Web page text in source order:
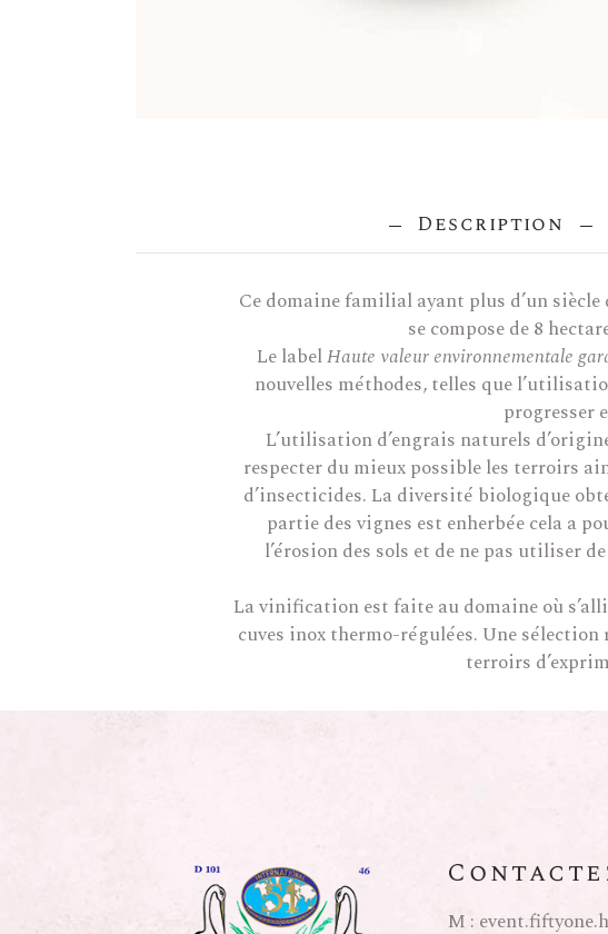
Description
Ce domaine familial ayant plus d’un
se compose de 8
Le labelHaute valeur environnementale
nouvelles méthodes, telles que
progresser
L’utilisation d’engrais naturels
respecter du mieux possible les terroirs
d’insecticides. La diversité biologique
partie des vignes est enherbée cela a
l’érosion des sols et de ne pas utiliser
La vinification est faite au domaine où
cuves inox thermo-régulées. Une
terroirs
M :